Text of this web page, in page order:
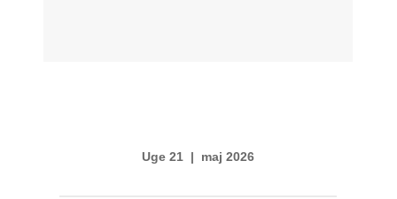
Uge 21 | maj 2026